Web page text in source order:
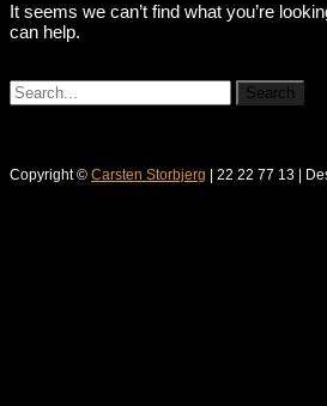
It seems we can’t find what you’re
can help.
Copyright © Carsten Storbjerg | 22 22 77 13 |